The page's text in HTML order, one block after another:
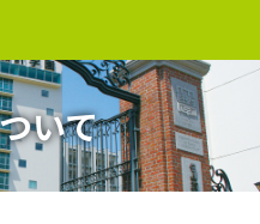
いて